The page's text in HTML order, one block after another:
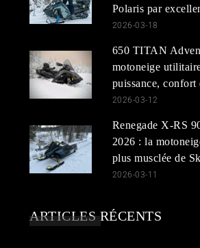
Polaris par
2026-03-18
650 TITAN
motoneige
puissance,
2026-03-12
Renegade X-RS
2026 : la
plus musclée de
2026-03-11
ARTICLES RÉCENTS